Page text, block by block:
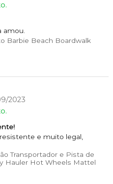
amou.
Barbie Beach Boardwalk
2023
e muito legal,
Transportador e Pista de
Hauler Hot Wheels Mattel